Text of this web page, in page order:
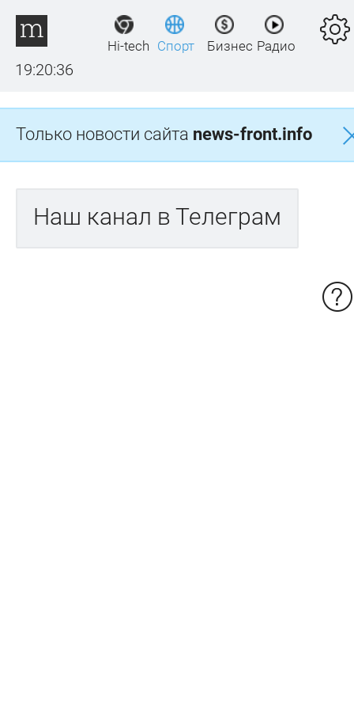
19:20:36
Hi-tech Спорт Бизнес Радио
Только новости сайта news-front.info
Наш канал в Телеграм